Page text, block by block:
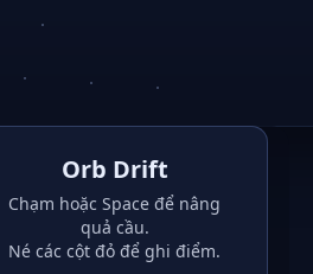
Orb Drift
Chạm hoặc Space để nâng
quả cầu.
Né các cột đỏ để ghi điểm.